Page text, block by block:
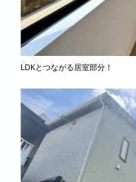
LDKとつながる居室部分！